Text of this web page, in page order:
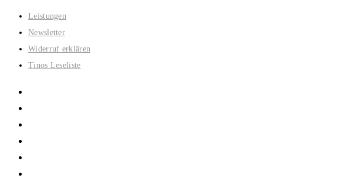
Zum
Inhalt
springen
Leistungen
Newsletter
Widerruf erklären
Tinos Leseliste